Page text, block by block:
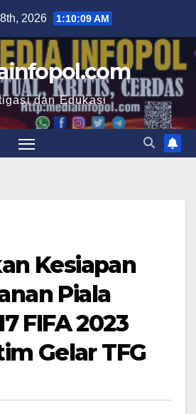
2026 1:10:10 AM
dan Edukasi
Kesiapan
Piala
FIFA 2023
Gelar TFG